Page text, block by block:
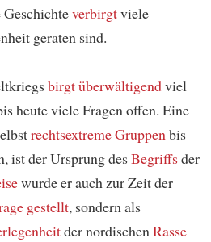
verbirgtviele
geraten sind.
birgtüberwältigendviel
heute viele Fragen offen. Eine
rechtsextreme Gruppenbis
ist der Ursprung desBegriffsder
wurde er auch zur Zeit der
gestellt, sondern als
der nordischenRasse